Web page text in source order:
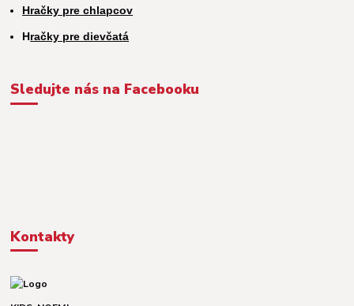
Hračky pre chlapcov
Hračky pre dievčatá
Sledujte nás na Facebooku
Kontakty